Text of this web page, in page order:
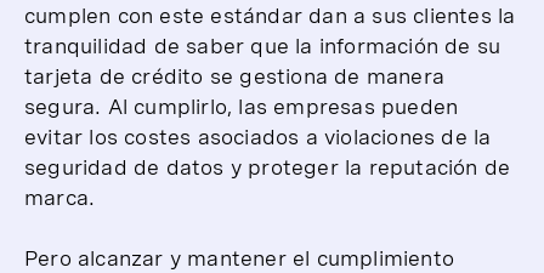
cumplen con este estándar dan a sus clientes la
tranquilidad de saber que la información de su
tarjeta de crédito se gestiona de manera
segura. Al cumplirlo, las empresas pueden
evitar los costes asociados a violaciones de la
seguridad de datos y proteger la reputación de
marca.
Pero alcanzar y mantener el cumplimiento